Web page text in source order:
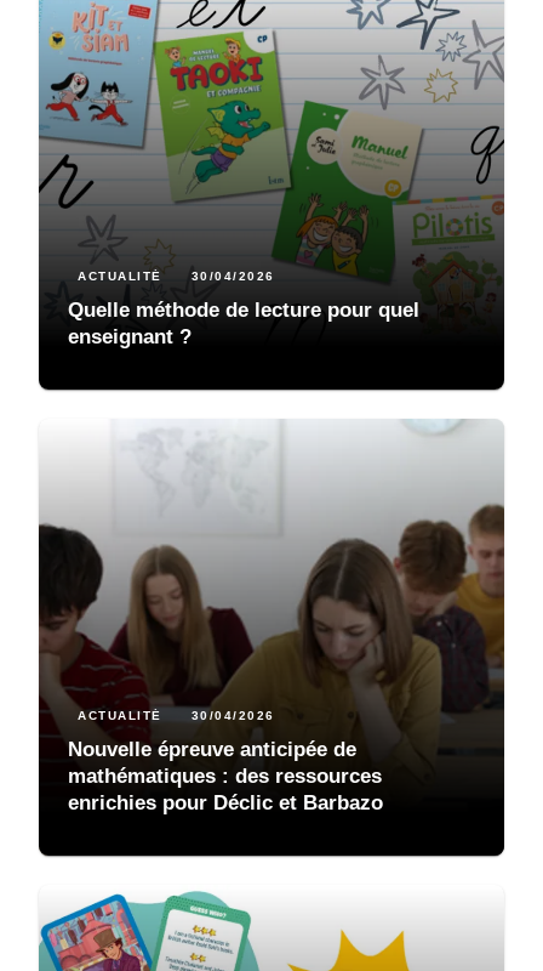
ACTUALITÉ 30/04/2026
Quelle méthode de lecture pour quel
enseignant ?
ACTUALITÉ 30/04/2026
Nouvelle épreuve anticipée de
mathématiques : des ressources
enrichies pour Déclic et Barbazo